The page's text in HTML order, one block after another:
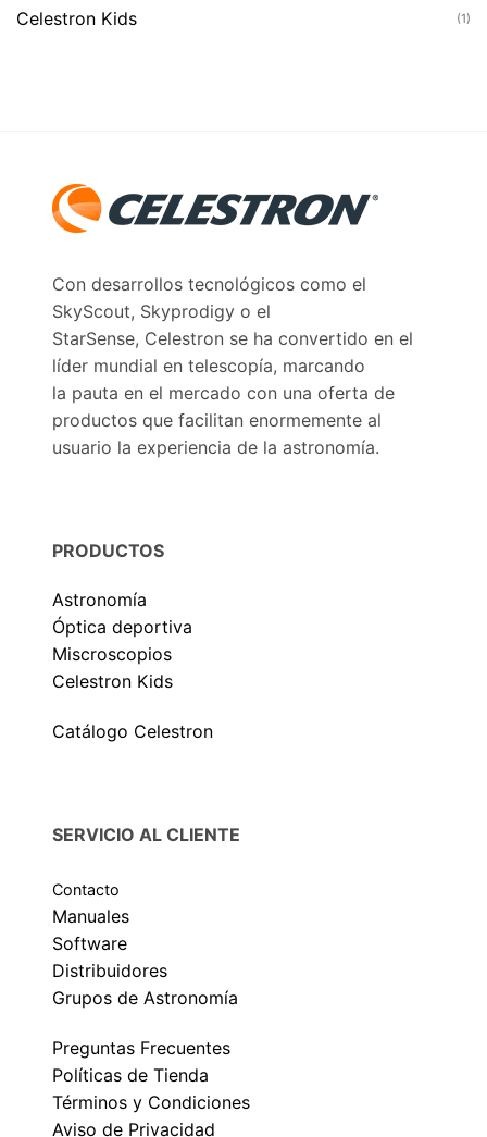
Celestron Kids (1)
Con desarrollos tecnológicos como el
SkyScout, Skyprodigy o el
StarSense, Celestron se ha convertido en el
líder mundial en telescopía, marcando
la pauta en el mercado con una oferta de
productos que facilitan enormemente al
usuario la experiencia de la astronomía.
PRODUCTOS
Astronomía
Óptica deportiva
Miscroscopios
Celestron Kids
Catálogo Celestron
SERVICIO AL CLIENTE
Contacto
Manuales
Software
Distribuidores
Grupos de Astronomía
Preguntas Frecuentes
Políticas de Tienda
Términos y Condiciones
Aviso de Privacidad